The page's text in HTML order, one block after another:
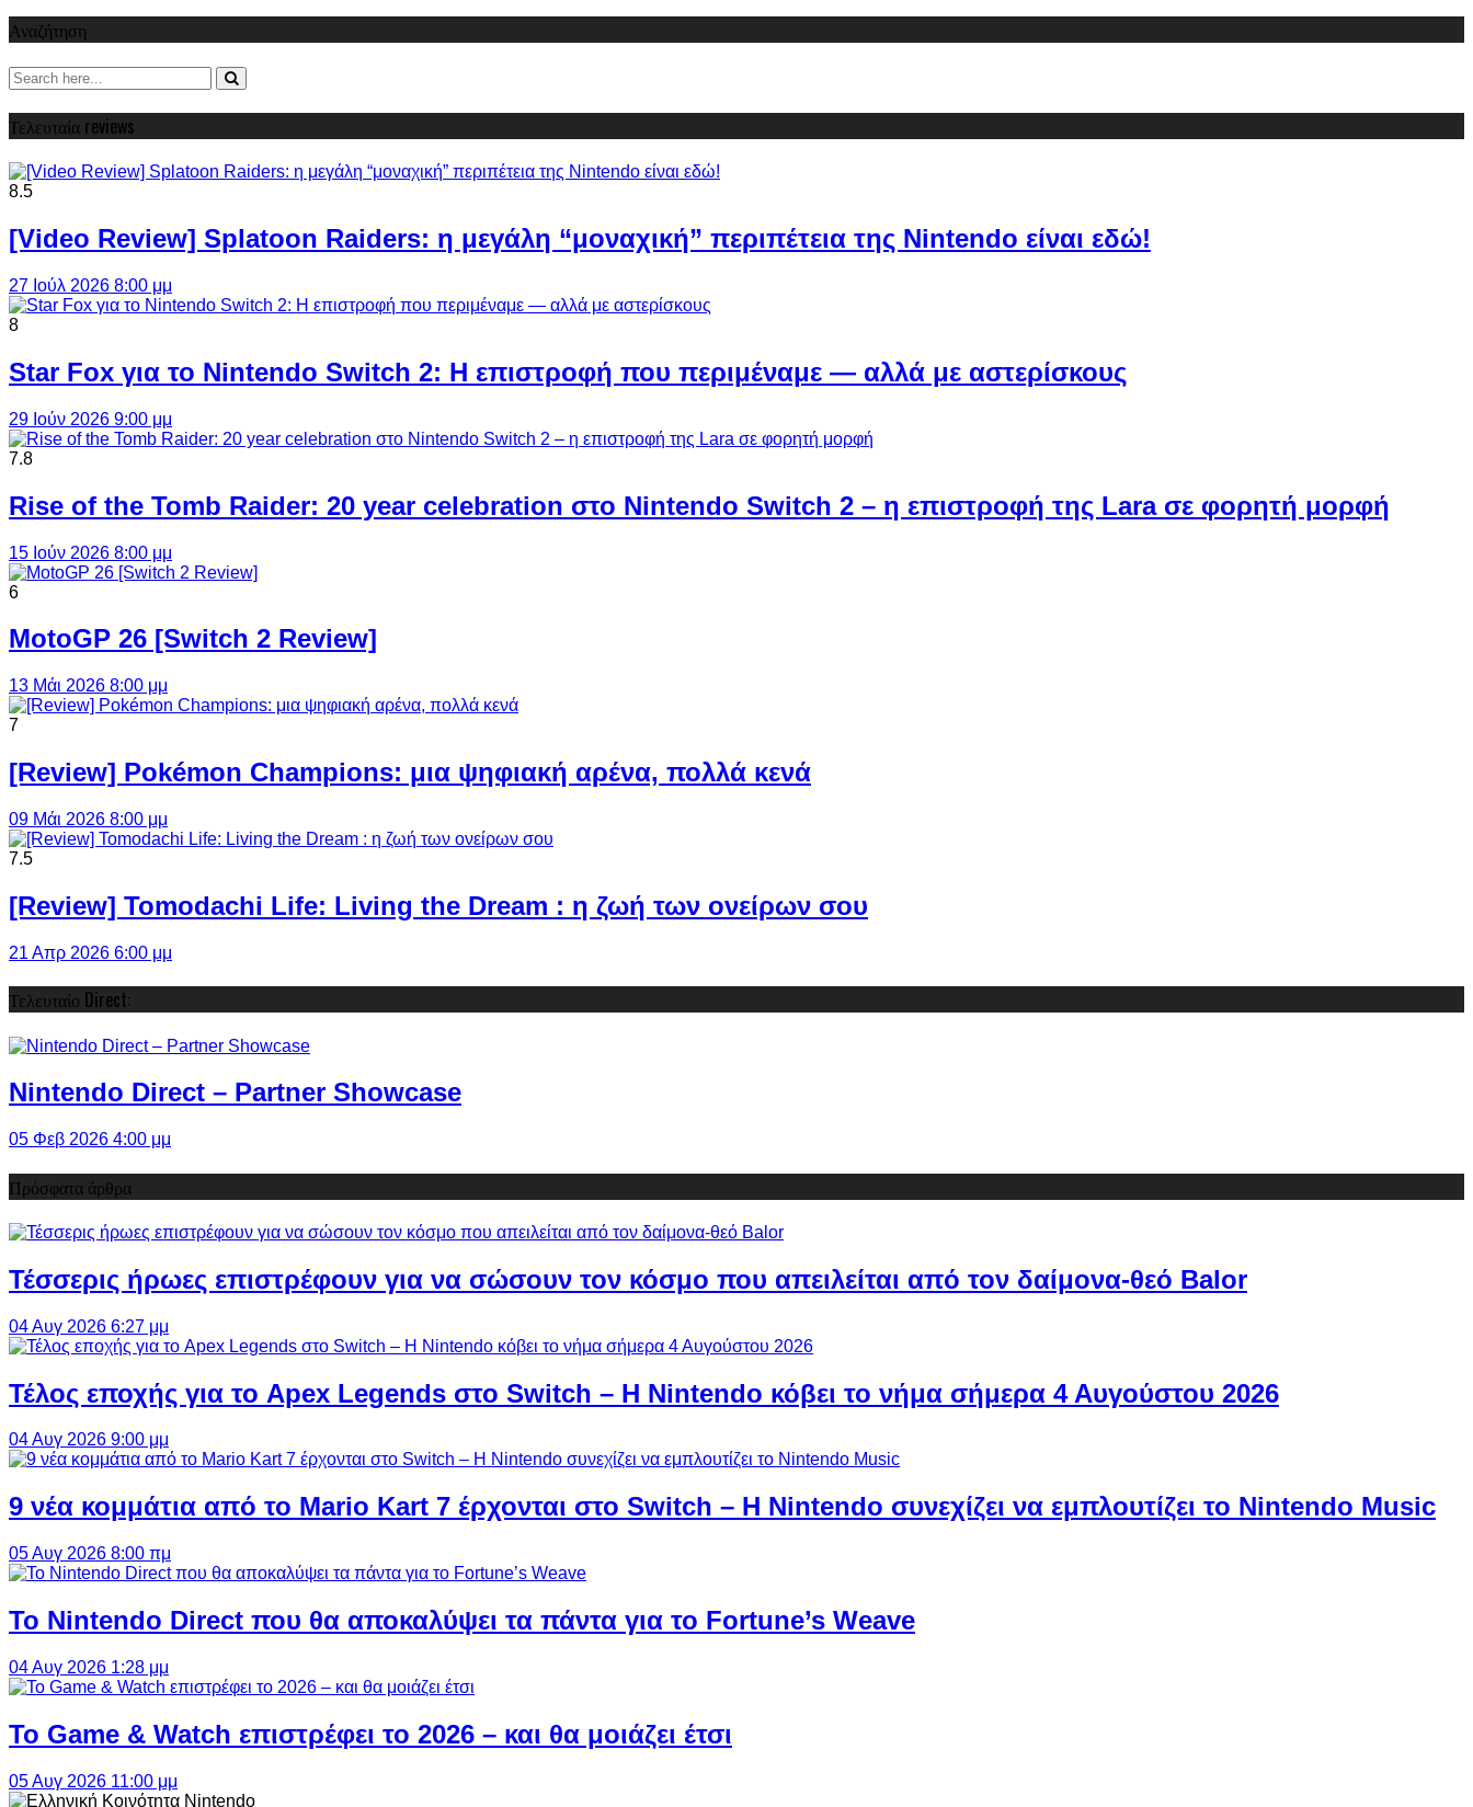
Αναζήτηση
Τελευταία reviews
8.5
[Video Review] Splatoon Raiders: η μεγάλη “μοναχική” περιπέτεια της Nintendo είναι εδώ!
27 Ιούλ 2026 8:00 μμ
8
Star Fox για το Nintendo Switch 2: Η επιστροφή που περιμέναμε — αλλά με αστερίσκους
29 Ιούν 2026 9:00 μμ
7.8
Rise of the Tomb Raider: 20 year celebration στο Nintendo Switch 2 – η επιστροφή της Lara σε φορητή μορφή
15 Ιούν 2026 8:00 μμ
6
MotoGP 26 [Switch 2 Review]
13 Μάι 2026 8:00 μμ
7
[Review] Pokémon Champions: μια ψηφιακή αρένα, πολλά κενά
09 Μάι 2026 8:00 μμ
7.5
[Review] Tomodachi Life: Living the Dream : η ζωή των ονείρων σου
21 Απρ 2026 6:00 μμ
Τελευταίο Direct:
Nintendo Direct – Partner Showcase
05 Φεβ 2026 4:00 μμ
Πρόσφατα άρθρα
Τέσσερις ήρωες επιστρέφουν για να σώσουν τον κόσμο που απειλείται από τον δαίμονα-θεό Balor
04 Αυγ 2026 6:27 μμ
Τέλος εποχής για το Apex Legends στο Switch – Η Nintendo κόβει το νήμα σήμερα 4 Αυγούστου 2026
04 Αυγ 2026 9:00 μμ
9 νέα κομμάτια από το Mario Kart 7 έρχονται στο Switch – Η Nintendo συνεχίζει να εμπλουτίζει το Nintendo Music
05 Αυγ 2026 8:00 πμ
Το Nintendo Direct που θα αποκαλύψει τα πάντα για το Fortune’s Weave
04 Αυγ 2026 1:28 μμ
Το Game & Watch επιστρέφει το 2026 – και θα μοιάζει έτσι
05 Αυγ 2026 11:00 μμ